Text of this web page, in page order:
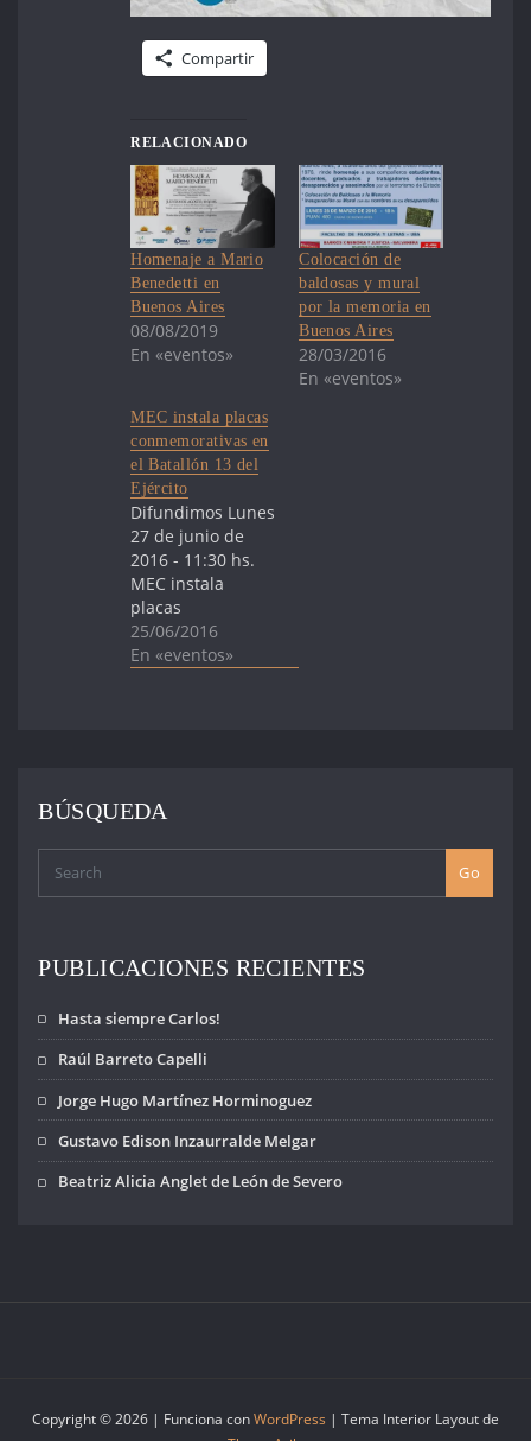
Compartir
RELACIONADO
Homenaje a Mario
Benedetti en
Buenos Aires
08/08/2019
En «eventos»
Colocación de
baldosas y mural
por la memoria en
Buenos Aires
28/03/2016
En «eventos»
MEC instala placas
conmemorativas en
el Batallón 13 del
Ejército
Difundimos Lunes
27 de junio de
2016 - 11:30 hs.
MEC instala
placas
conmemorativas
en el Batallón 13
en el Batallón de
Infantería
señalizando los
centros de
reclusión en…
25/06/2016
En «eventos»
BÚSQUEDA
Go
PUBLICACIONES RECIENTES
Hasta siempre Carlos!
Raúl Barreto Capelli
Jorge Hugo Martínez Horminoguez
Gustavo Edison Inzaurralde Melgar
Beatriz Alicia Anglet de León de Severo
Copyright © 2026 | Funciona conWordPress | Tema Interior Layout de